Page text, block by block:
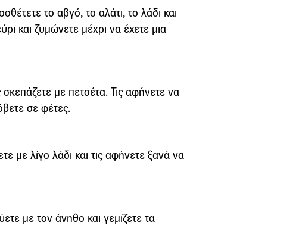
το αβγό, το αλάτι, το λάδι και
και ζυμώνετε μέχρι να έχετε μια
με πετσέτα. Τις αφήνετε να
σε φέτες.
με λίγο λάδι και τις αφήνετε ξανά να
με τον άνηθο και γεμίζετε τα